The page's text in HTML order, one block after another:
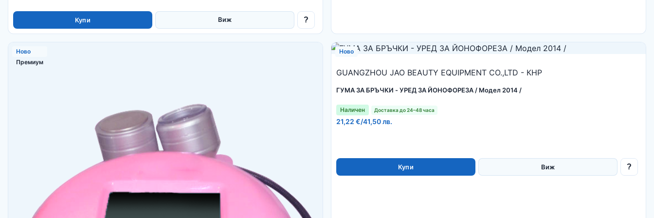
Купи Виж ?
Ново
Премиум
Ново
GUANGZHOU JAO BEAUTY EQUIPMENT CO.,LTD - КНР
ГУМА ЗА БРЪЧКИ - УРЕД ЗА ЙОНОФОРЕЗА / Модел 2014 /
Наличен Доставка до 24–48 часа
21,22 €/41,50 лв.
Купи Виж ?